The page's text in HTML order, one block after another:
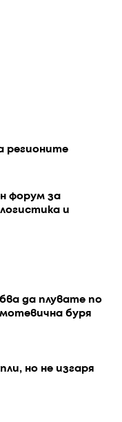
регионите
форум за
и
да плувате по
буря
но не изгаря